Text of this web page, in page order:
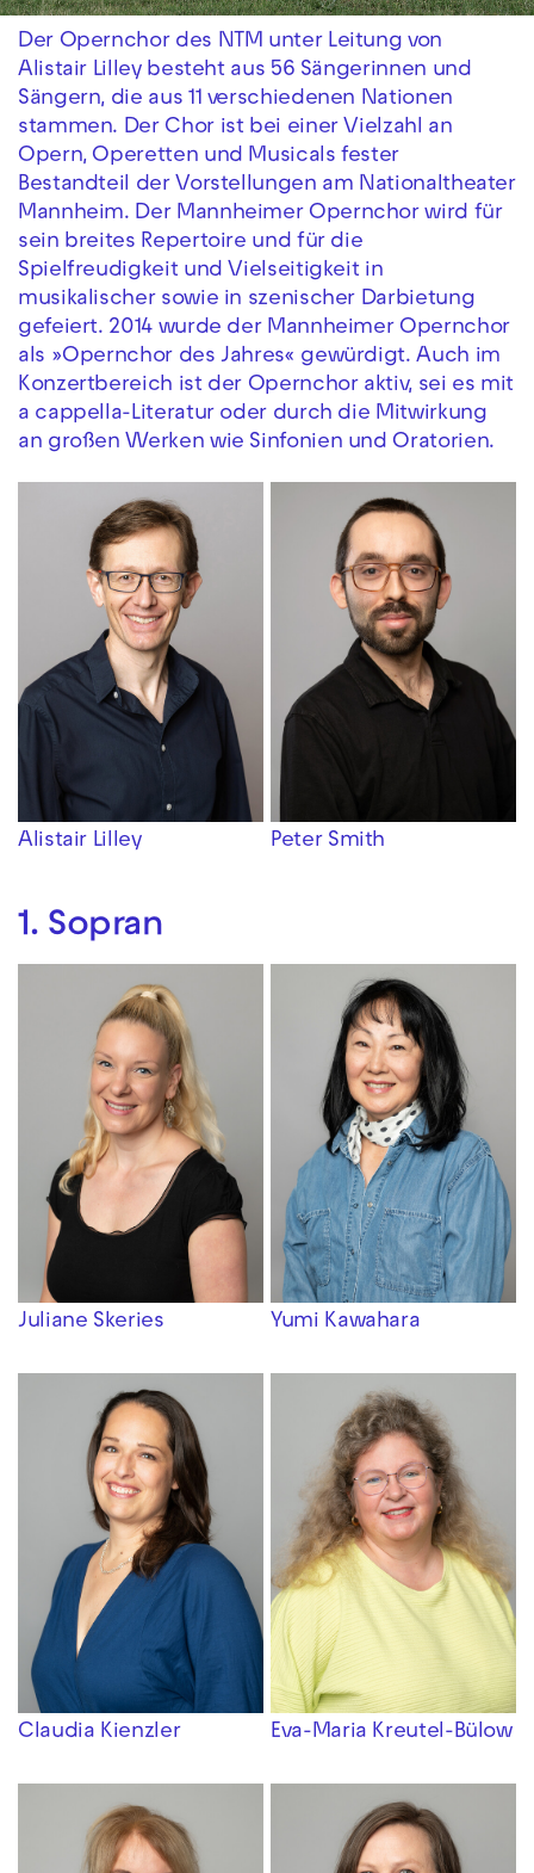
Der Opernchor des NTM unter Leitung von
Alistair Lilley besteht aus 56 Sängerinnen und
Sängern, die aus 11 verschiedenen Nationen
stammen. Der Chor ist bei einer Vielzahl an
Opern, Operetten und Musicals fester
Bestandteil der Vorstellungen am Nationaltheater
Mannheim. Der Mannheimer Opernchor wird für
sein breites Repertoire und für die
Spielfreudigkeit und Vielseitigkeit in
musikalischer sowie in szenischer Darbietung
gefeiert. 2014 wurde der Mannheimer Opernchor
als »Opernchor des Jahres« gewürdigt. Auch im
Konzertbereich ist der Opernchor aktiv, sei es mit
a cappella-Literatur oder durch die Mitwirkung
an großen Werken wie Sinfonien und Oratorien.
Alistair Lilley Peter Smith
1. Sopran
Juliane Skeries Yumi Kawahara
Claudia Kienzler Eva-Maria Kreutel-Bülow